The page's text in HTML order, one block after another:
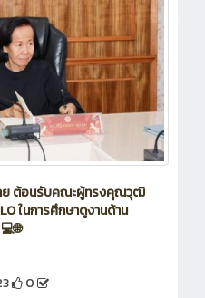
ย ต้อนรับคณะผู้ทรงคุณวุฒิ
ในการศึกษาดูงานด้าน
0